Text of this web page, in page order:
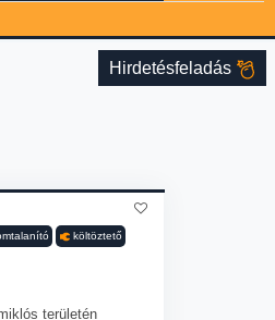
költöztető
területén
Hirdetésfeladás